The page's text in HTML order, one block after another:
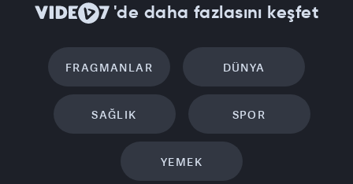
'de daha fazlasını keşfet
FRAGMANLAR DÜNYA
SAĞLIK SPOR
YEMEK